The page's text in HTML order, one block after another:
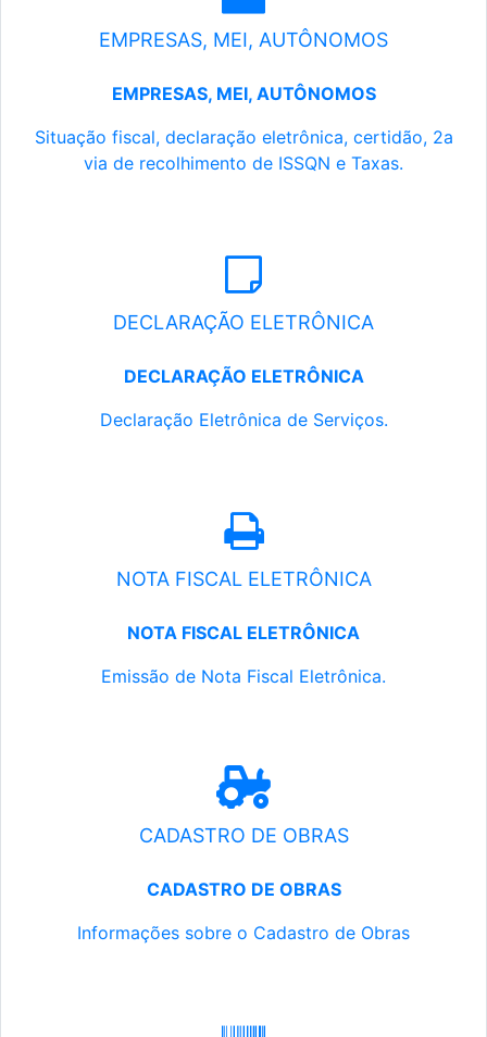
EMPRESAS, MEI, AUTÔNOMOS
EMPRESAS, MEI, AUTÔNOMOS
Situação fiscal, declaração eletrônica, certidão, 2a
via de recolhimento de ISSQN e Taxas.
DECLARAÇÃO ELETRÔNICA
DECLARAÇÃO ELETRÔNICA
Declaração Eletrônica de Serviços.
NOTA FISCAL ELETRÔNICA
NOTA FISCAL ELETRÔNICA
Emissão de Nota Fiscal Eletrônica.
CADASTRO DE OBRAS
CADASTRO DE OBRAS
Informações sobre o Cadastro de Obras